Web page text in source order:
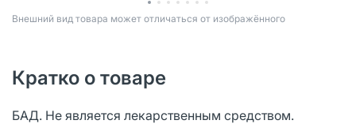
Bнешний вид товара может отличаться от изображённого
Кратко о товаре
БАД. Не является лекарственным средством.